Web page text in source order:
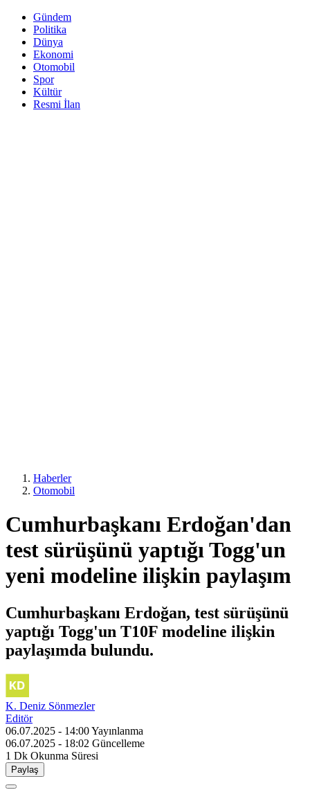
Gündem
Politika
Dünya
Ekonomi
Otomobil
Spor
Kültür
Resmi İlan
Haberler
Otomobil
Cumhurbaşkanı Erdoğan'dan
test sürüşünü yaptığı Togg'un
yeni modeline ilişkin paylaşım
Cumhurbaşkanı Erdoğan, test sürüşünü
yaptığı Togg'un T10F modeline ilişkin
paylaşımda bulundu.
K. Deniz Sönmezler
Editör
06.07.2025 - 14:00Yayınlanma
06.07.2025 - 18:02 Güncelleme
1 Dk Okunma Süresi
Paylaş